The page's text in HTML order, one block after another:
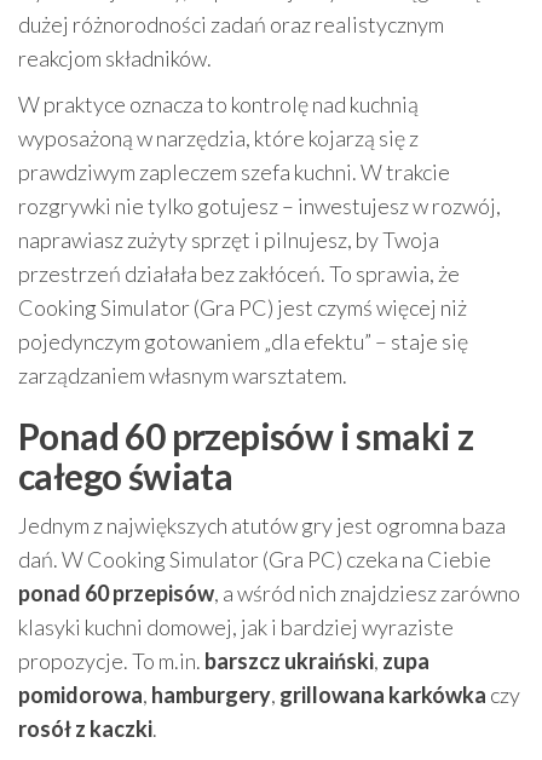
dużej różnorodności zadań oraz realistycznym
reakcjom składników.
W praktyce oznacza to kontrolę nad kuchnią
wyposażoną w narzędzia, które kojarzą się z
prawdziwym zapleczem szefa kuchni. W trakcie
rozgrywki nie tylko gotujesz – inwestujesz w rozwój,
naprawiasz zużyty sprzęt i pilnujesz, by Twoja
przestrzeń działała bez zakłóceń. To sprawia, że
Cooking Simulator (Gra PC) jest czymś więcej niż
pojedynczym gotowaniem „dla efektu” – staje się
zarządzaniem własnym warsztatem.
Ponad 60 przepisów i smaki z
całego świata
Jednym z największych atutów gry jest ogromna baza
dań. W Cooking Simulator (Gra PC) czeka na Ciebie
ponad 60 przepisów, a wśród nich znajdziesz zarówno
klasyki kuchni domowej, jak i bardziej wyraziste
propozycje. To m.in. barszcz ukraiński, zupa
pomidorowa, hamburgery, grillowana karkówka czy
rosół z kaczki.